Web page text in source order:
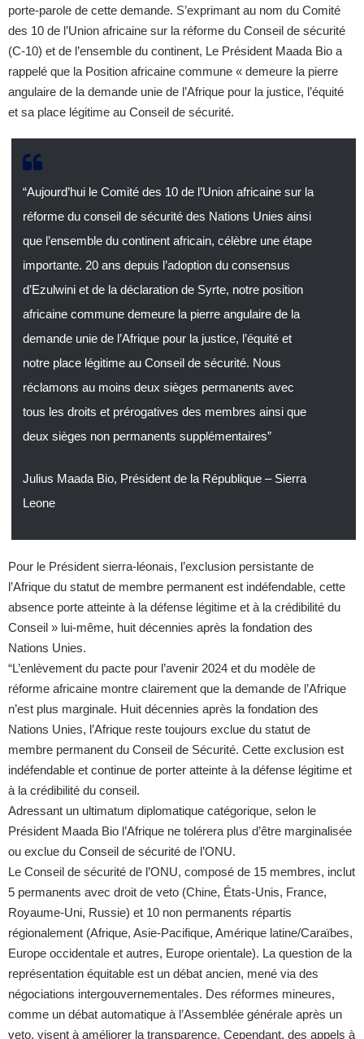
porte-parole de cette demande. S’exprimant au nom du Comité
des 10 de l’Union africaine sur la réforme du Conseil de sécurité
(C-10) et de l’ensemble du continent, Le Président Maada Bio a
rappelé que la Position africaine commune « demeure la pierre
angulaire de la demande unie de l’Afrique pour la justice, l’équité
et sa place légitime au Conseil de sécurité.
“Aujourd’hui le Comité des 10 de l’Union africaine sur la
réforme du conseil de sécurité des Nations Unies ainsi
que l’ensemble du continent africain, célèbre une étape
importante. 20 ans depuis l’adoption du consensus
d’Ezulwini et de la déclaration de Syrte, notre position
africaine commune demeure la pierre angulaire de la
demande unie de l’Afrique pour la justice, l’équité et
notre place légitime au Conseil de sécurité. Nous
réclamons au moins deux sièges permanents avec
tous les droits et prérogatives des membres ainsi que
deux sièges non permanents supplémentaires”
Julius Maada Bio, Président de la République – Sierra
Leone
Pour le Président sierra-léonais, l’exclusion persistante de
l’Afrique du statut de membre permanent est indéfendable, cette
absence porte atteinte à la défense légitime et à la crédibilité du
Conseil » lui-même, huit décennies après la fondation des
Nations Unies.
“L’enlèvement du pacte pour l’avenir 2024 et du modèle de
réforme africaine montre clairement que la demande de l’Afrique
n’est plus marginale. Huit décennies après la fondation des
Nations Unies, l’Afrique reste toujours exclue du statut de
membre permanent du Conseil de Sécurité. Cette exclusion est
indéfendable et continue de porter atteinte à la défense légitime et
à la crédibilité du conseil.
Adressant un ultimatum diplomatique catégorique, selon le
Président Maada Bio l’Afrique ne tolérera plus d’être marginalisée
ou exclue du Conseil de sécurité de l’ONU.
Le Conseil de sécurité de l’ONU, composé de 15 membres, inclut
5 permanents avec droit de veto (Chine, États-Unis, France,
Royaume-Uni, Russie) et 10 non permanents répartis
régionalement (Afrique, Asie-Pacifique, Amérique latine/Caraïbes,
Europe occidentale et autres, Europe orientale). La question de la
représentation équitable est un débat ancien, mené via des
négociations intergouvernementales. Des réformes mineures,
comme un débat automatique à l’Assemblée générale après un
veto, visent à améliorer la transparence. Cependant, des appels à